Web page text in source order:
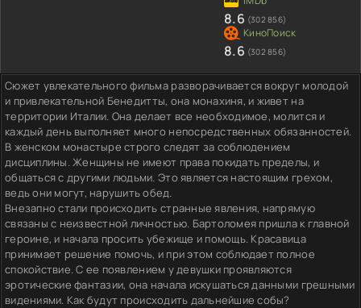
8.6 (302 856)
8.6 (302 856)
Сюжет увлекательного фильма разворачивается вокруг молодой
и привлекательной Бенедитты, она монахиня, и живет на
территории Италии. Она делает все необходимое, молится и
каждый день выполняет много непосредственных обязанностей.
В женском монастыре строго следят за соблюдением
дисциплины. Женщины не имеют права покидать пределы, и
общаться с другими людьми. Это является настоящим грехом,
ведь они могут, нарушить обед.
Внезапно стали происходить странные явления, напрямую
связаны с неизвестной личностью. Бартоломея пришла к главной
героине, и начала просить убежище и помощь. Красавица
принимает решение помочь, и при этом соблюдает полное
спокойствие. С ее появлением у девушки проявляются
эротические фантазии, она начала искушаться данными грешными
видениями. Как будут происходить дальнейшие собы?